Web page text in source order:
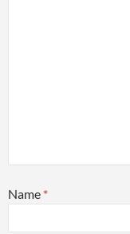
Name *